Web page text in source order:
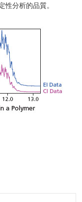
分析的品質。